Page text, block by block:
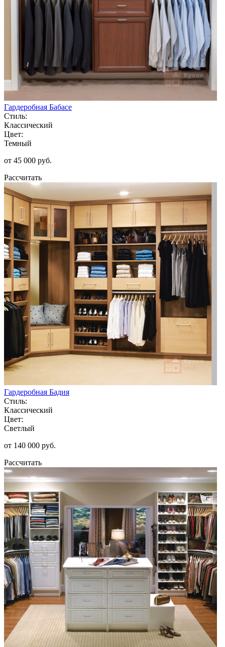
Гардеробная Бабасе
Стиль:
Классический
Цвет:
Темный
от 45 000 руб.
Рассчитать
Гардеробная Бадия
Стиль:
Классический
Цвет:
Светлый
от 140 000 руб.
Рассчитать